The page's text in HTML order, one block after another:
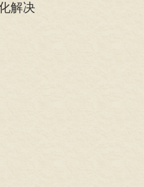
解决